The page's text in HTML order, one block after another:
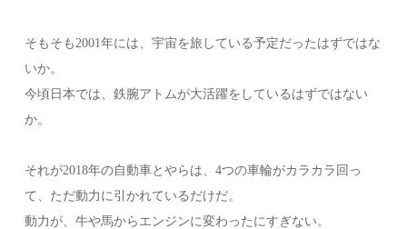
そもそも2001年には、宇宙を旅している予定だったはずではな
いか。
今頃日本では、鉄腕アトムが大活躍をしているはずではない
か。
それが2018年の自動車とやらは、4つの車輪がカラカラ回っ
て、ただ動力に引かれているだけだ。
動力が、牛や馬からエンジンに変わったにすぎない。